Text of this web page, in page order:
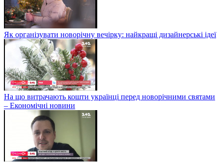
Як організувати новорічну вечірку: найкращі дизайнерські ідеї
На що витрачають кошти українці перед новорічними святами
– Економічні новини